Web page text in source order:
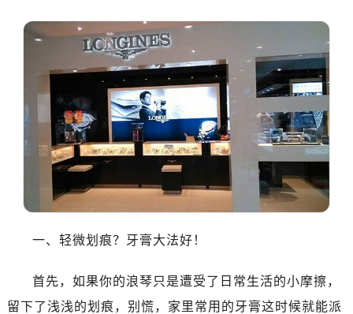
长沙市芙蓉区定王台街道建湘路393号世茂环球金融中心写字楼（芙蓉广场）10层13室（需提前预约）
沈阳市沈河区中街路137号亨得利名表服务中心（品牌授权店）1层整层（需提前预约）
乌鲁木齐市天山区红山路26号时代广场（CCMALL）C座17层17-B（需提前预约）
温州市鹿城区锦绣路1067号置信广场10层1015室（需提前预约）
大连市中山区人民路15号国际金融大厦7层G室（需提前预约）
南通市崇川区工农路57号圆融广场写字楼16层1603室（需提前预约）
苏州市苏州工业园区星港街199号苏州中心办公楼C座22层08室（需提前预约）
一、轻微划痕？牙膏大法好！
首先，如果你的浪琴只是遭受了日常生活的小摩擦，
留下了浅浅的划痕，别慌，家里常用的牙膏这时候就能派